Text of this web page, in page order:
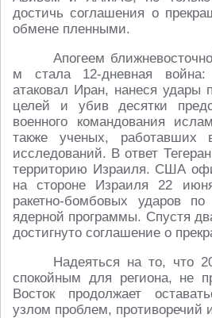
достичь соглашения о
обмене пленными.
Апогеем
м стала 12-дневная
атаковал Иран, нанеся удары
целей и убив десятки
военного командования
также ученых, работавших
исследований. В ответ
территорию Израиля. США
на стороне Израиля 22
ракетно-бомбовых ударов
ядерной программы. Спустя
достигнуто соглашение о
Надеяться на то, что
спокойным для региона, не
Восток продолжает
узлом проблем, противоречий